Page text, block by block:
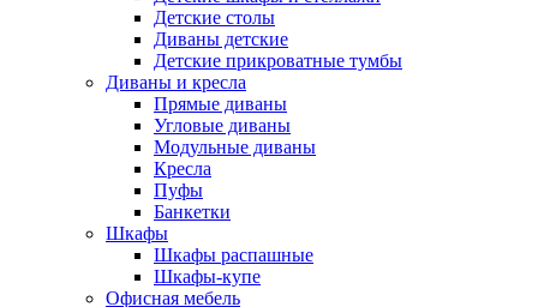
Детские столы
Диваны детские
Детские прикроватные тумбы
Диваны и кресла
Прямые диваны
Угловые диваны
Модульные диваны
Кресла
Пуфы
Банкетки
Шкафы
Шкафы распашные
Шкафы-купе
Офисная мебель